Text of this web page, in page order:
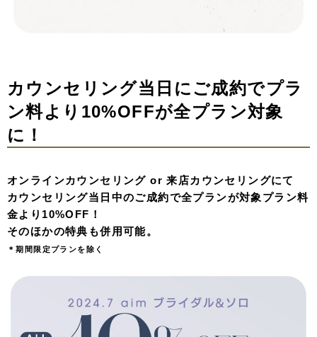
カウンセリング当日にご成約でプラ
ン料より10%OFFが全プラン対象
に！
オンラインカウンセリング or 来店カウンセリングにて
カウンセリング当日中のご成約で全プランが対象プラン料
金より10%OFF！
そのほかの特典も併用可能。
＊期間限定プランを除く